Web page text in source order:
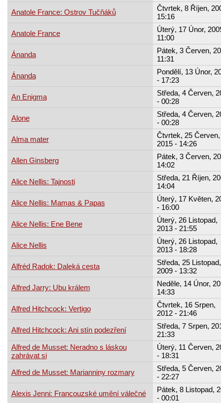
Anatole France: Ostrov Tučňáků
Čtvrtek, 8 Říjen,
15:16
Anatole France
Úterý, 17 Únor,
11:00
Ánanda
Pátek, 3 Červen,
11:31
Ánanda
Pondělí, 13 Únor,
- 17:23
An Enigma
Středa, 4 Červen,
- 00:28
Alone
Středa, 4 Červen,
- 00:28
Alma mater
Čtvrtek, 25 Červen,
2015 - 14:26
Allen Ginsberg
Pátek, 3 Červen,
14:02
Alice Nellis: Tajnosti
Středa, 21 Říjen,
14:04
Alice Nellis: Mamas & Papas
Úterý, 17 Květen,
- 16:00
Alice Nellis: Ene Bene
Úterý, 26 Listopad,
2013 - 21:55
Alice Nellis
Úterý, 26 Listopad,
2013 - 18:28
Alfréd Radok: Daleká cesta
Středa, 25 Listopad,
2009 - 13:32
Alfred Jarry: Ubu králem
Neděle, 14 Únor,
14:33
Alfred Hitchcock: Vertigo
Čtvrtek, 16 Srpen,
2012 - 21:46
Alfred Hitchcock: Ani stín podezření
Středa, 7 Srpen,
21:33
Alfred de Musset: Neradno s láskou
zahrávat si
Úterý, 11 Červen,
- 18:31
Alfred de Musset: Marianniny rozmary
Středa, 5 Červen,
- 22:27
Alexis Jenni: Francouzské umění válečné
Pátek, 8 Listopad,
- 00:01